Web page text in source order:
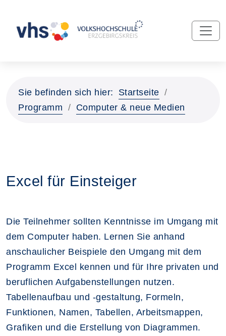
Sie befinden sich hier:
Startseite
Programm
Computer & neue Medien
Excel für Einsteiger
Die Teilnehmer sollten Kenntnisse im Umgang mit
dem Computer haben. Lernen Sie anhand
anschaulicher Beispiele den Umgang mit dem
Programm Excel kennen und für Ihre privaten und
beruflichen Aufgabenstellungen nutzen.
Tabellenaufbau und -gestaltung, Formeln,
Funktionen, Namen, Tabellen, Arbeitsmappen,
Grafiken und die Erstellung von Diagrammen.